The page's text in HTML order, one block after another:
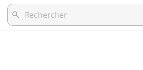
search